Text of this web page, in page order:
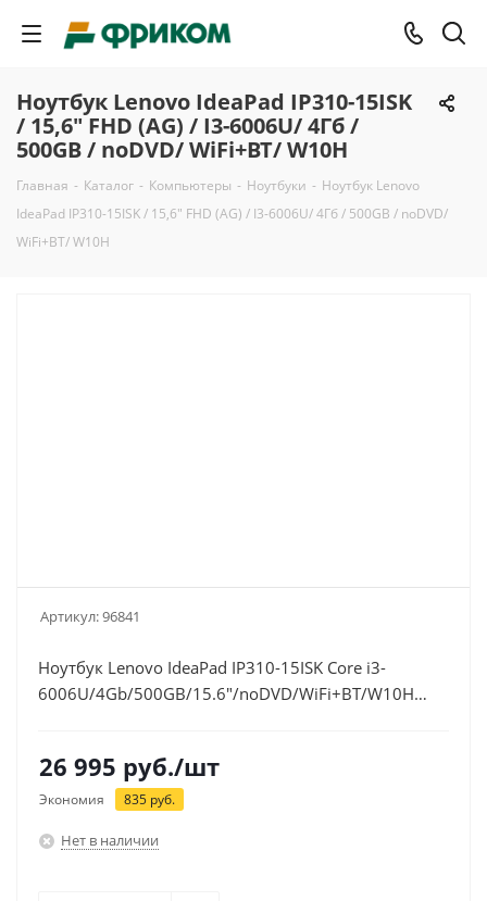
Ноутбук Lenovo IdeaPad IP310-15ISK
/ 15,6" FHD (AG) / I3-6006U/ 4Гб /
500GB / noDVD/ WiFi+BT/ W10H
Главная - Каталог - Компьютеры - Ноутбуки - Ноутбук Lenovo
IdeaPad IP310-15ISK / 15,6" FHD (AG) / I3-6006U/ 4Гб / 500GB / noDVD/
WiFi+BT/ W10H
Артикул:96841
Ноутбук Lenovo IdeaPad IP310-15ISK Core i3-
6006U/4Gb/500GB/15.6"/noDVD/WiFi+BT/W10H
26 995 руб./шт
Экономия 835 руб.
Нет в наличии